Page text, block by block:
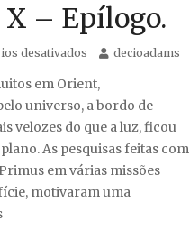
X – Epílogo.
desativados em
mundo
–
Vol.
decioadams
em Orient,
universo, a bordo de
velozes do que a luz, ficou
As pesquisas feitas com
em várias missões
motivaram uma